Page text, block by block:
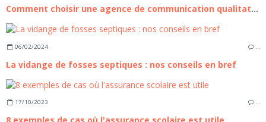
Comment choisir une agence de communication qualitative ?
06/02/2024
La vidange de fosses septiques : nos conseils en bref
17/10/2023 …